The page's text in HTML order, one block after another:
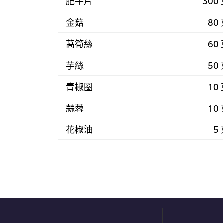
金菇
80
萵筍絲
60
芋絲
50
青椒圈
10
蒜蓉
10
花椒油
5